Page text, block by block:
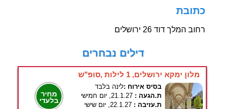
כתובת
רחוב המלך דוד 26 ירושלים
דילים נבחרים
מלון ימקא ירושלים, 1 לילות ,סופ"ש
מחיר
בלעדי
בסיס אירוח :לינה בלבד
ת.הגעה : 21.1.27, יום חמישי
ת.עזיבה : 22.1.27, יום שישי